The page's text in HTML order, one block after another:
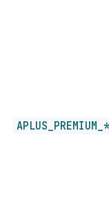
APLUS_PREMIUM_*